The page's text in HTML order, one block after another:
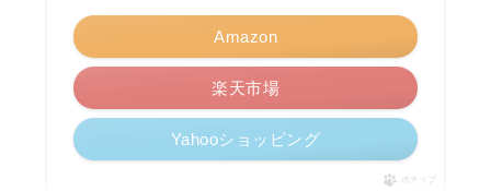
Amazon
楽天市場
Yahooショッピング
ポチップ